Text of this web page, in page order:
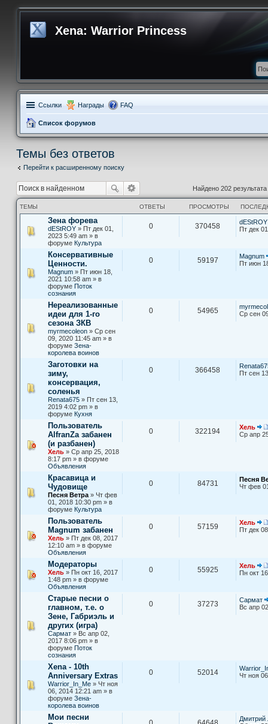
Xena: Warrior Princess
Ссылки Награды FAQ
Список форумов
Темы без ответов
Перейти к расширенному поиску
Найдено 202 результата
ТЕМЫ ОТВЕТЫ ПРОСМОТРЫ
Зена форева
dEStROY » Пт дек 01,
2023 5:49 am » в
форуме Культура
0 370458
dEStROY
Пт дек
Консервативные
Ценности.
Magnum » Пт июн 18,
2021 10:58 am » в
форуме Поток
сознания
0 59197
Magnum
Пт июн
Нереализованные
идеи для 1-го
сезона ЗКВ
myrmecoleon » Ср сен
09, 2020 11:45 am » в
форуме Зена-
королева воинов
0 54965
Ср сен
Заготовки на
зиму,
консервация,
соленья
Renata675 » Пт сен 13,
2019 4:02 pm » в
форуме Кухня
0 366458
Пт сен
Пользователь
AlfranZa забанен
(и разбанен)
Хель » Ср апр 25, 2018
8:17 pm » в форуме
Объявления
0 322194
Хель
Ср апр
Красавица и
Чудовище
Песня Ветра » Чт фев
01, 2018 10:30 pm » в
форуме Культура
0 84731
Песня
Чт фев
Пользователь
Magnum забанен
Хель » Пт дек 08, 2017
12:10 am » в форуме
Объявления
0 57159
Хель
Пт дек
Модераторы
Хель » Пн окт 16, 2017
1:48 pm » в форуме
Объявления
0 55925
Хель
Пн окт
Старые песни о
главном, т.е. о
Зене, Габриэль и
других (игра)
Сармат » Вс апр 02,
2017 8:06 pm » в
форуме Поток
сознания
0 37273
Сармат
Вс апр
Xena - 10th
Anniversary Extras
Warrior_In_Me » Чт ноя
06, 2014 12:21 am » в
форуме Зена-
королева воинов
0 52014
Чт ноя
Мои песни
Дмитрий